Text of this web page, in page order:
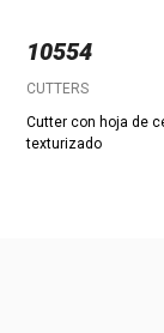
10554
CUTTERS
Cutter con hoja de
texturizado